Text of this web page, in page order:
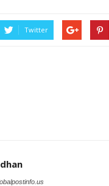
Twitter